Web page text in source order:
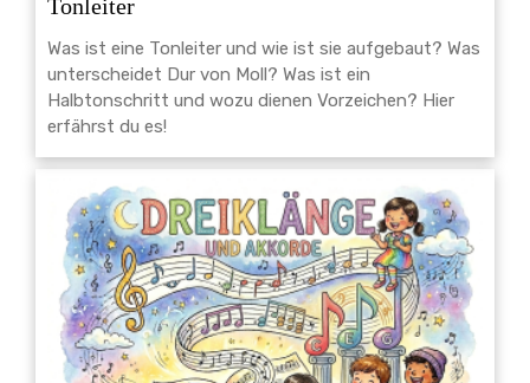
Tonleiter
Was ist eine Tonleiter und wie ist sie aufgebaut? Was
unterscheidet Dur von Moll? Was ist ein
Halbtonschritt und wozu dienen Vorzeichen? Hier
erfährst du es!